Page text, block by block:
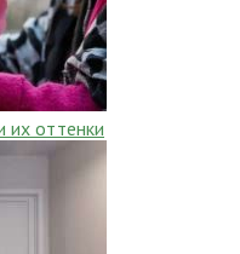
их оттенки